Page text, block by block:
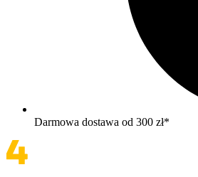
Darmowa dostawa od 300 zł*